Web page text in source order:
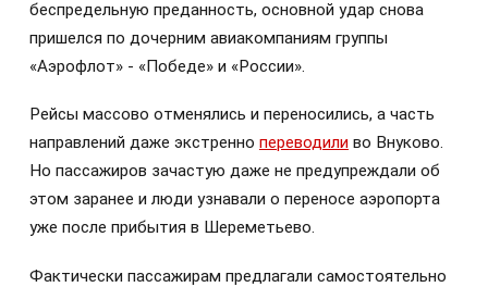
беспредельную преданность, основной удар снова
пришелся по дочерним авиакомпаниям группы
«Аэрофлот» - «Победе» и «России».
Рейсы массово отменялись и переносились, а часть
направлений даже экстренно переводили во Внуково.
Но пассажиров зачастую даже не предупреждали об
этом заранее и люди узнавали о переносе аэропорта
уже после прибытия в Шереметьево.
Фактически пассажирам предлагали самостоятельно